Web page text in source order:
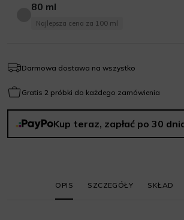
80 ml
80 ml
Najlepsza cena za 100 ml
Darmowa dostawa na wszystko
Gratis 2 próbki do każdego zamówienia
Kup teraz, zapłać po 30
OPIS SZCZEGÓŁY SKŁAD